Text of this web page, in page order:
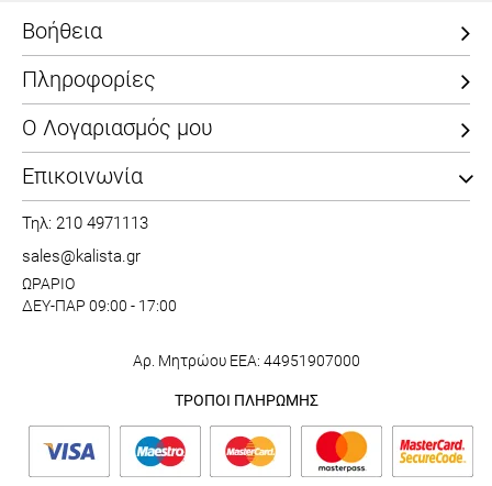
Βοήθεια
Πληροφορίες
Ο Λογαριασμός μου
Επικοινωνία
Τηλ: 210 4971113
sales@kalista.gr
ΩΡΑΡΙΟ
ΔΕΥ-ΠΑΡ 09:00 - 17:00
Αρ. Μητρώου ΕΕΑ: 44951907000
ΤΡΟΠΟΙ ΠΛΗΡΩΜΗΣ